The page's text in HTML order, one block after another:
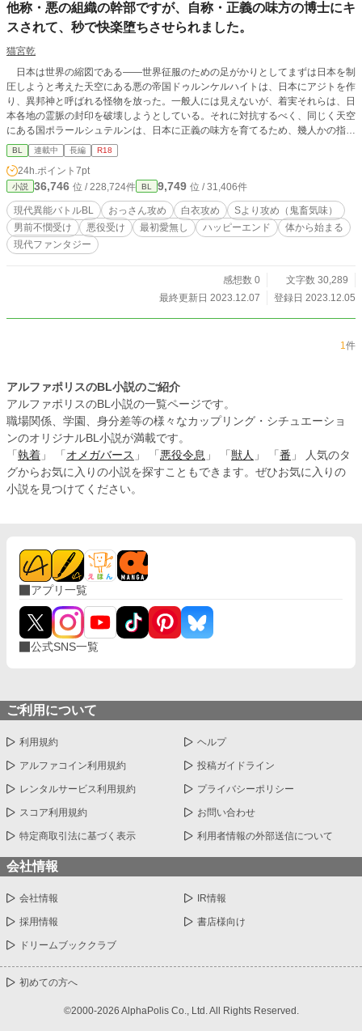
他称・悪の組織の幹部ですが、自称・正義の味方の博士にキ
スされて、秒で快楽堕ちさせられました。
猫宮乾
日本は世界の縮図である――世界征服のための足がかりとしてまずは日本を制
圧しようと考えた天空にある悪の帝国ドゥルンケルハイトは、日本にアジトを作
り、異邦神と呼ばれる怪物を放った。一般人には見えないが、着実それらは、日
本各地の霊脈の封印を破壊しようとしている。それに対抗するべく、同じく天空
にある国ポラールシュテルンは、日本に正義の味方を育てるため、幾人かの指導
者や科学者などを派遣した。その一人であるガイは、常日頃正義の味方のハルキ
に選ばれた者のみが持つ粒輝力について教えながら、実戦時には、時折自分も参
戦していた。特に悪の組織の幹部で、異邦神とは比べものにならないほど強いリ
オンが直接出てきた場合などは、まだハルキには対処が困難なので、ガイが応戦
している。そんなある日、ガイはリオンにキスをした。そうして体から始まる、
最初は愛無しの若干Ｓなおっさん攻め×男前不憫な悪の組織の幹部のお話。※及
川奈津生様主催の『現代異能バトルBL企画』参加作品です。コンセプトは正義
の味方側の科学者×悪の組織の幹部です。またご当地風ですが、架空の街です。
BL 連載中 長編 R18
24h.ポイント 7pt
小説 36,746 位 / 228,724件 BL 9,749 位 / 31,406件
現代異能バトルBL おっさん攻め 白衣攻め
Sより攻め（鬼畜気味）
男前不憫受け
悪役受け 最初愛無し ハッピーエンド
体から始まる
現代ファンタジー
感想数 0
文字数 30,289
最終更新日 2023.12.07
登録日 2023.12.05
1件
アルファポリスのBL小説のご紹介
アルファポリスのBL小説の一覧ページです。
職場関係、学園、身分差等の様々なカップリング・シチュエーショ
ンのオリジナルBL小説が満載です。
「 執着 」 「 オメガバース 」 「 悪役令息 」 「 獣人 」 「 番 」 人気のタ
グからお気に入りの小説を探すこともできます。ぜひお気に入りの
小説を見つけてください。
アプリ一覧
公式SNS一覧
ご利用について
利用規約 ヘルプ
アルファコイン利用規約 投稿ガイドライン
レンタルサービス利用規約 プライバシーポリシー
スコア利用規約 お問い合わせ
特定商取引法に基づく表示 利用者情報の外部送信について
会社情報
会社情報 IR情報
採用情報 書店様向け
ドリームブッククラブ
初めての方へ
©2000-2026 AlphaPolis Co., Ltd. All Rights Reserved.